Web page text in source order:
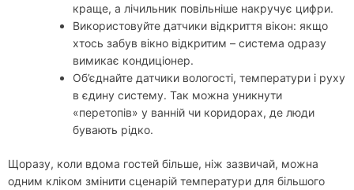
краще, а лічильник повільніше накручує цифри.
Використовуйте датчики відкриття вікон: якщо
хтось забув вікно відкритим – система одразу
вимикає кондиціонер.
Об’єднайте датчики вологості, температури і руху
в єдину систему. Так можна уникнути
«перетопів» у ванній чи коридорах, де люди
бувають рідко.
Щоразу, коли вдома гостей більше, ніж зазвичай, можна
одним кліком змінити сценарій температури для більшого